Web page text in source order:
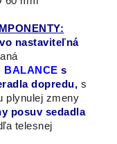
nastaviteľná
BALANCEs
dopredu, s
plynulej zmeny
posuv sedadla
telesnej